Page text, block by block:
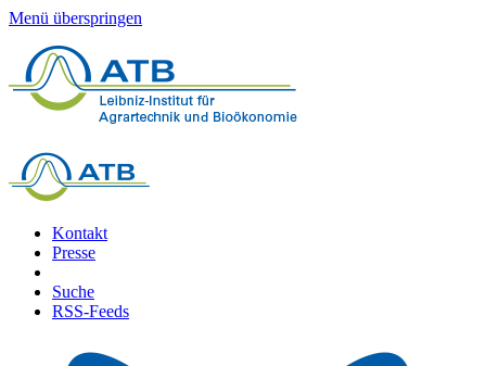
Menü überspringen
Kontakt
Presse
Suche
RSS-Feeds